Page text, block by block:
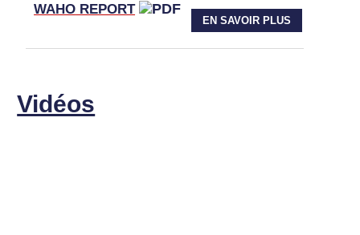
WAHO REPORT
EN SAVOIR PLUS
Vidéos